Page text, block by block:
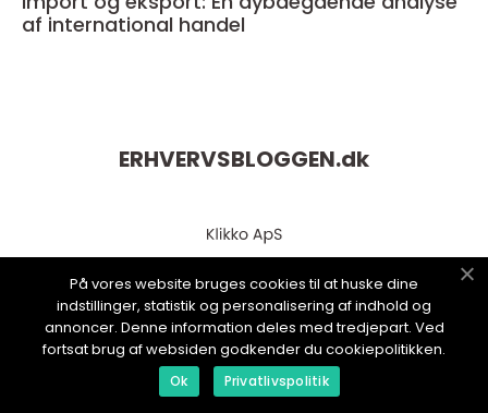
af international handel
ERHVERVSBLOGGEN.dk
web: www.klikko.dk
På vores website bruges cookies til at huske dine
indstillinger, statistik og personalisering af indhold og
annoncer. Denne information deles med tredjepart. Ved
fortsat brug af websiden godkender du cookiepolitikken.
Ok Privatlivspolitik